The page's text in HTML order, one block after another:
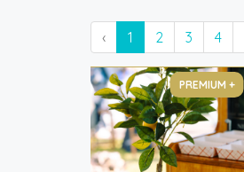
‹ 1 2 3 4
PREMIUM +